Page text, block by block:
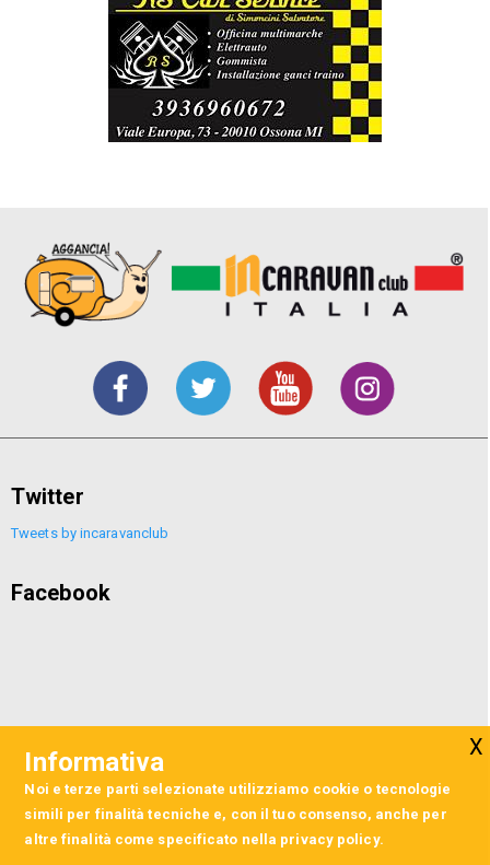
Twitter
Tweets by incaravanclub
Facebook
Informativa
Noi e terze parti selezionate utilizziamo cookie o tecnologie
simili per finalità tecniche e, con il tuo consenso, anche per
altre finalità come specificato nella privacy policy.